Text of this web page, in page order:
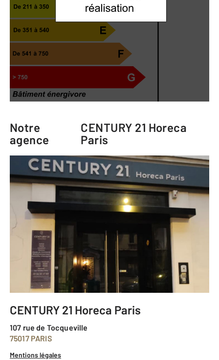
Notre
agence
CENTURY 21 Horeca
Paris
CENTURY 21 Horeca Paris
107 rue de Tocqueville
75017 PARIS
Mentions légales